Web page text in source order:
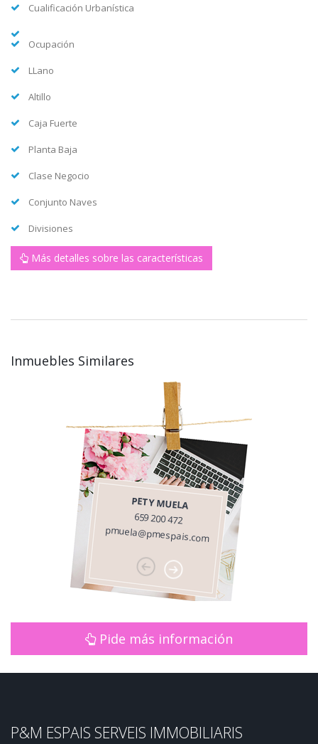
Cualificación Urbanística
Ocupación
LLano
Altillo
Caja Fuerte
Planta Baja
Clase Negocio
Conjunto Naves
Divisiones
Más detalles sobre las características
Inmuebles Similares
PETY MUELA
659 200 472
pmuela@pmespais.com
Pide más información
P&M ESPAIS SERVEIS IMMOBILIARIS